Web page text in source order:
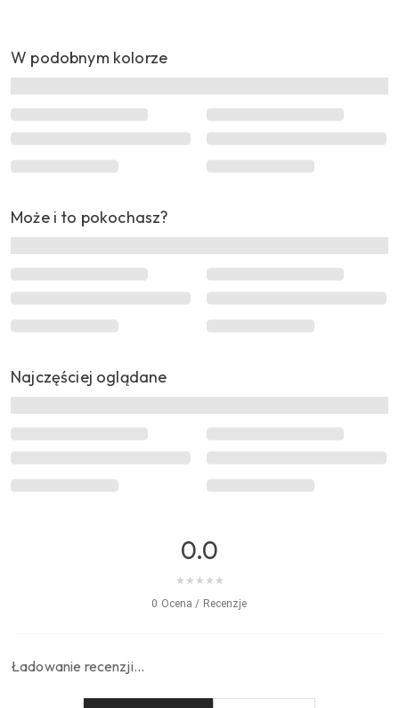
W podobnym kolorze
Może i to pokochasz?
Najczęściej oglądane
0.0
★ ★ ★ ★ ★
0 Ocena / Recenzje
Ładowanie recenzji…